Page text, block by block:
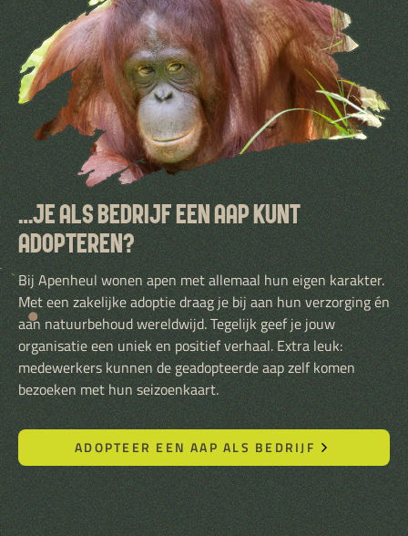
…JE ALS BEDRIJF EEN AAP KUNT
ADOPTEREN?
Bij Apenheul wonen apen met allemaal hun eigen karakter.
Met een zakelijke adoptie draag je bij aan hun verzorging én
aan natuurbehoud wereldwijd. Tegelijk geef je jouw
organisatie een uniek en positief verhaal. Extra leuk:
medewerkers kunnen de geadopteerde aap zelf komen
bezoeken met hun seizoenkaart.
ADOPTEER EEN AAP ALS BEDRIJF